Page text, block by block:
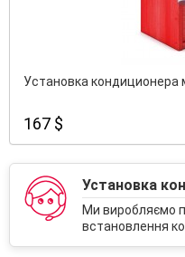
Установка кондиционера
167 $
Установка
Ми виробляємо
встановлення